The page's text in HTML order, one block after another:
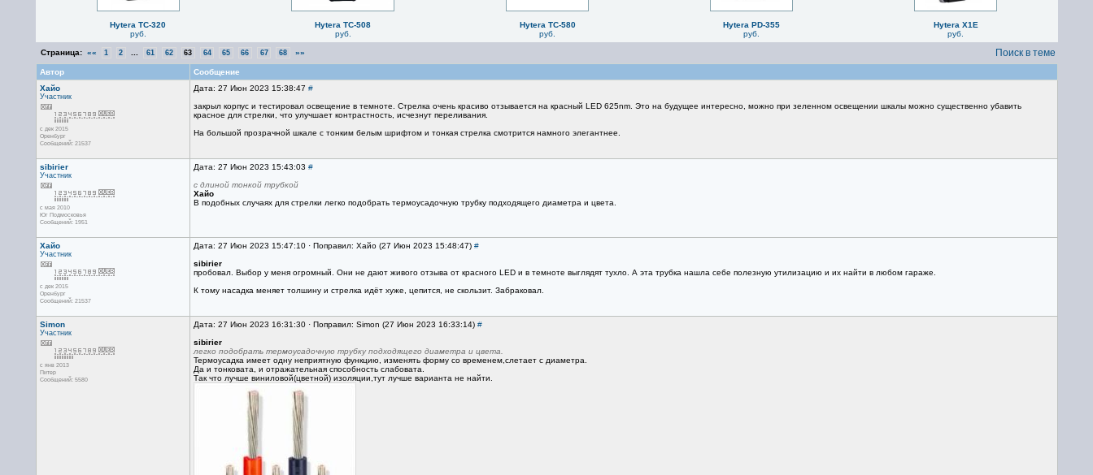
Hytera TC-320
руб.
Hytera TC-508
руб.
Hytera TC-580
руб.
Hytera PD-355
руб.
Hytera X1E
руб.
Страница: «« 1 2 61 62 63 64 65 66 67 68 »» Поиск в теме
Автор
Сообщение
Хайо
Участник
с дек 2015
Оренбург
Сообщений: 21537
Дата: 27 Июн 2023 15:38:47 #
закрыл корпус и тестировал освещение в темноте. Стрелка очень красиво отзывается на красный LED 625nm. Это на будущее интересно, можно при зеленном освещении шкалы можно существенно убавить
красное для стрелки, что улучшает контрастность, исчезнут переливания.
На большой прозрачной шкале с тонким белым шрифтом и тонкая стрелка смотрится намного элегантнее.
sibirier
Участник
с мая 2010
Юг Подмосковья
Сообщений: 1951
Дата: 27 Июн 2023 15:43:03 #
с длиной тонкой трубкой
Хайо
В подобных случаях для стрелки легко подобрать термоусадочную трубку подходящего диаметра и цвета.
Хайо
Участник
с дек 2015
Оренбург
Сообщений: 21537
Дата: 27 Июн 2023 15:47:10 · Поправил: Хайо (27 Июн 2023 15:48:47) #
sibirier
пробовал. Выбор у меня огромный. Они не дают живого отзыва от красного LED и в темноте выглядят тухло. А эта трубка нашла себе полезную утилизацию и их найти в любом гараже.
К тому насадка меняет толшину и стрелка идёт хуже, цепится, не скользит. Забраковал.
Simon
Участник
с янв 2013
Питер
Сообщений: 5580
Дата: 27 Июн 2023 16:31:30 · Поправил: Simon (27 Июн 2023 16:33:14) #
sibirier
легко подобрать термоусадочную трубку подходящего диаметра и цвета.
Термоусадка имеет одну неприятную функцию, изменять форму со временем,слетает с диаметра.
Да и тонковата, и отражательная способность слабовата.
Так что лучше виниловой(цветной) изоляции,тут лучше варианта не найти.